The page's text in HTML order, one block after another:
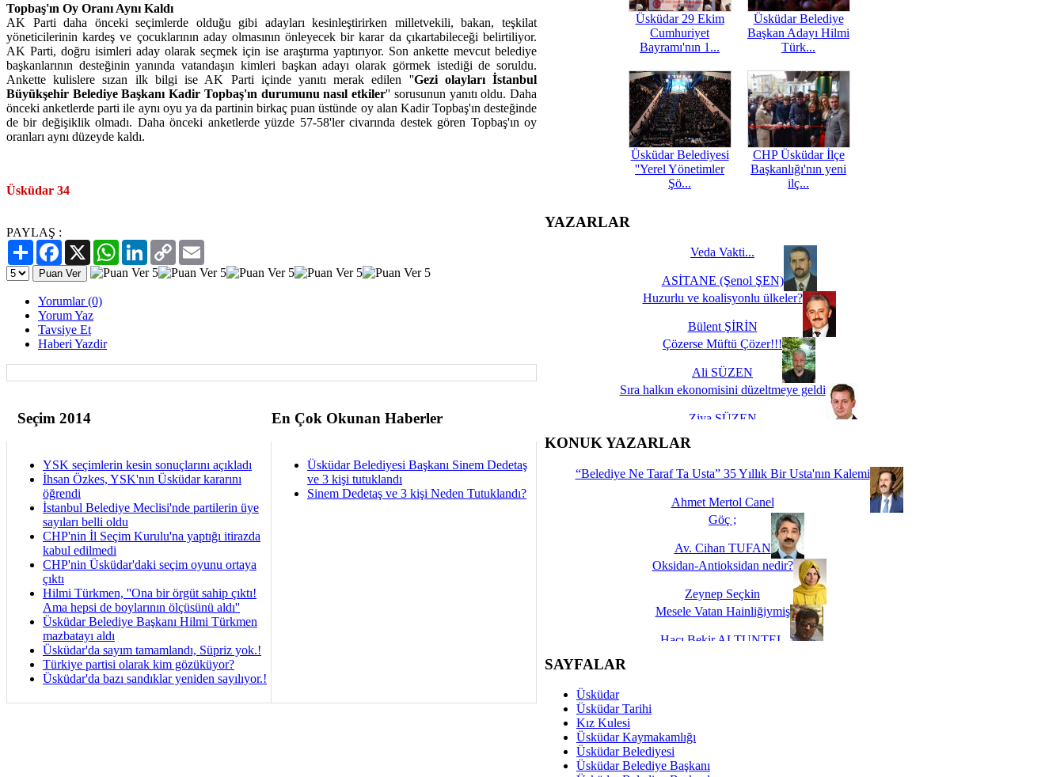
Topbaş'ın Oy Oranı Aynı Kaldı
AK Parti daha önceki seçimlerde olduğu gibi adayları kesinleştirirken milletvekili, bakan, teşkilat
yöneticilerinin kardeş ve çocuklarının aday olmasının önleyecek bir karar da çıkartabileceği belirtiliyor.
AK Parti, doğru isimleri aday olarak seçmek için ise araştırma yaptırıyor. Son ankette mevcut belediye
başkanlarının desteğinin yanında vatandaşın kimleri başkan adayı olarak görmek istediği de soruldu.
Ankette kulislere sızan ilk bilgi ise AK Parti içinde yanıtı merak edilen ''Gezi olayları İstanbul
Büyükşehir Belediye Başkanı Kadir Topbaş'ın durumunu nasıl etkiler'' sorusunun yanıtı oldu. Daha
önceki anketlerde parti ile aynı oyu ya da partinin birkaç puan üstünde oy alan Kadir Topbaş'ın desteğinde
de bir değişiklik olmadı. Daha önceki anketlerde yüzde 57-58'ler civarında destek gören Topbaş'ın oy
oranları aynı düzeyde kaldı.
Üsküdar 34
PAYLAŞ :
PaylaşFacebook
X WhatsAppLinkedIn
Copy
Link
Yorumlar (0)
Yorum Yaz
Tavsiye Et
Haberi Yazdir
Seçim 2014 En Çok Okunan Haberler
YSK seçimlerin kesin sonuçlarını açıkladı
İhsan Özkes, YSK'nın Üsküdar kararını
öğrendi
İstanbul Belediye Meclisi'nde partilerin üye
sayıları belli oldu
CHP'nin İl Seçim Kurulu'na yaptığı itirazda
kabul edilmedi
CHP'nin Üsküdar'daki seçim oyunu ortaya
çıktı
Hilmi Türkmen, ''Ona bir örgüt sahip çıktı!
Ama hepsi de boylarının ölçüsünü aldı''
Üsküdar Belediye Başkanı Hilmi Türkmen
mazbatayı aldı
Üsküdar'da sayım tamamlandı, Süpriz yok.!
Türkiye partisi olarak kim gözüküyor?
Üsküdar'da bazı sandıklar yeniden sayılıyor.!
Üsküdar Belediyesi Başkanı Sinem Dedetaş
ve 3 kişi tutuklandı
Sinem Dedetaş ve 3 kişi Neden Tutuklandı?
Üsküdar 29 Ekim
Cumhuriyet
Bayramı'nın 1...
Üsküdar Belediye
Başkan Adayı Hilmi
Türk...
Üsküdar Belediyesi
''Yerel Yönetimler
Şö...
CHP Üsküdar İlçe
Başkanlığı'nın yeni
ilç...
YAZARLAR
Veda Vakti...
ASİTANE (Şenol ŞEN)
Huzurlu ve koalisyonlu ülkeler?
Bülent ŞİRİN
Çözerse Müftü Çözer!!!
Ali SÜZEN
Sıra halkın ekonomisini düzeltmeye geldi
Ziya SÜZEN
İşte Biz buyuz...
KONUK YAZARLAR
“Belediye Ne Taraf Ta Usta” 35 Yıllık Bir Usta'nın Kalemi
Ahmet Mertol Canel
Göç ;
Av. Cihan TUFAN
Oksidan-Antioksidan nedir?
Zeynep Seçkin
Mesele Vatan Hainliğiymiş
Hacı Bekir ALTUNTEL
Dünya Fani, Ama Kısa Bir Süre De Olsa Burdayız
Savaş ŞENEL
Hukukun Adaleti Kalmadı Üstadım!
SAYFALAR
Üsküdar
Üsküdar Tarihi
Kız Kulesi
Üsküdar Kaymakamlığı
Üsküdar Belediyesi
Üsküdar Belediye Başkanı